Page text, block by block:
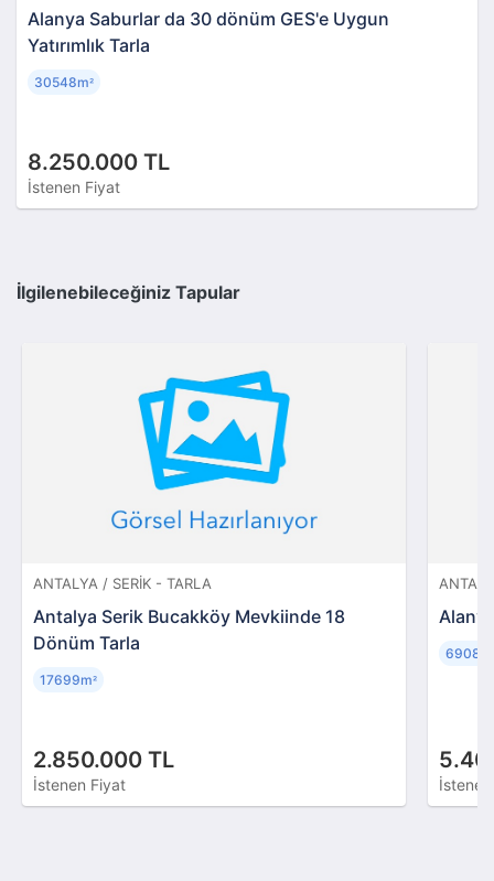
Alanya Saburlar da 30 dönüm GES'e Uygun
Yatırımlık Tarla
8.250.000 TL
İstenen Fiyat
30548m²
İlgilenebileceğiniz Tapular
ANTALYA / SERIK - TARLA
Antalya Serik Bucakköy Mevkiinde 18
Dönüm Tarla
2.850.000 TL
İstenen Fiyat
17699m²
6908m